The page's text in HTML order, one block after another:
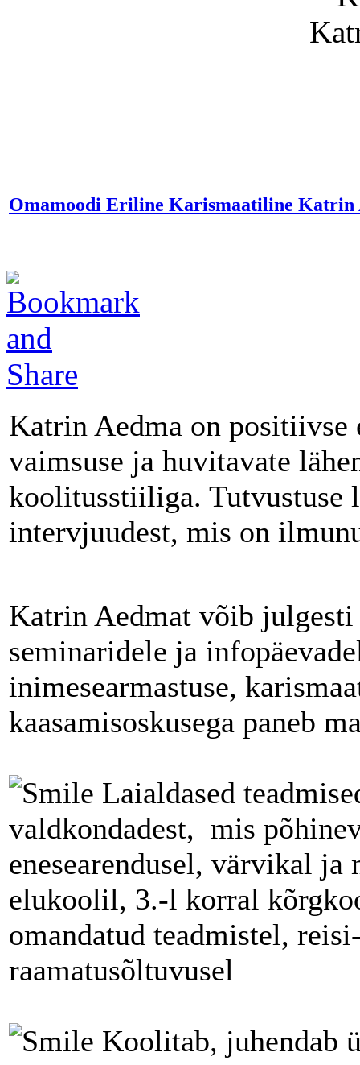
Omamoodi Eriline Karismaatiline Katrin
Katrin Aedma on positiivse
vaimsuse ja huvitavate
koolitusstiiliga. Tutvustuse
intervjuudest, mis on
Katrin Aedmat võib julgesti
seminaridele ja
inimesearmastuse,
kaasamisoskusega paneb
Laialdased
valdkondadest, mis
enesearendusel, värvikal ja
elukoolil, 3.-l korral
omandatud teadmistel,
raamatusõltuvusel
Koolitab, juhendab